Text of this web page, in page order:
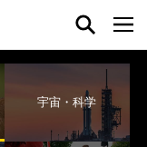
宇宙・科学